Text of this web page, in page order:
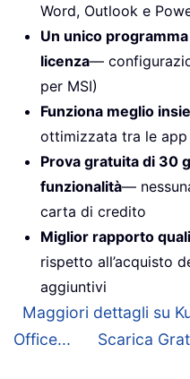
Word, Outlook e
Un unico
licenza—
per MSI)
Funziona meglio
ottimizzata tra le
Prova gratuita di 30
funzionalità—
carta di credito
Miglior rapporto
rispetto all’acquisto
aggiuntivi
Maggiori dettagli su
Office...
Scarica